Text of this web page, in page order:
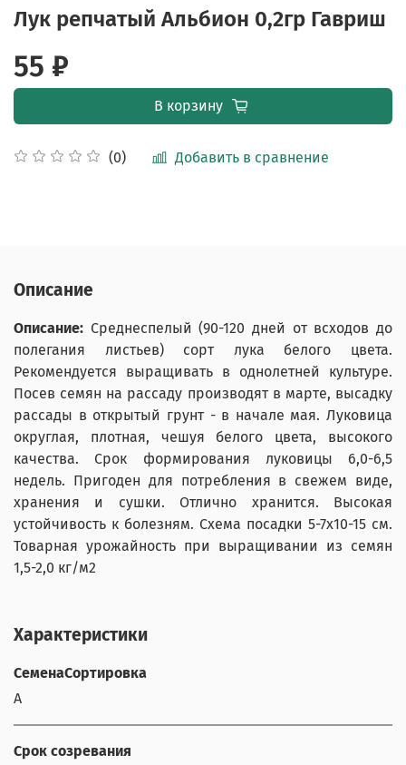
Лук репчатый Альбион 0,2гр Гавриш
(0) Добавить в сравнение
55 ₽
В корзину
Описание
Описание: Среднеспелый (90-120 дней от всходов до
полегания листьев) сорт лука белого цвета.
Рекомендуется выращивать в однолетней культуре.
Посев семян на рассаду производят в марте, высадку
рассады в открытый грунт - в начале мая. Луковица
округлая, плотная, чешуя белого цвета, высокого
качества. Срок формирования луковицы 6,0-6,5
недель. Пригоден для потребления в свежем виде,
хранения и сушки. Отлично хранится. Высокая
устойчивость к болезням. Схема посадки 5-7x10-15 см.
Товарная урожайность при выращивании из семян
1,5-2,0 кг/м2
Характеристики
СеменаСортировка
А
Срок созревания